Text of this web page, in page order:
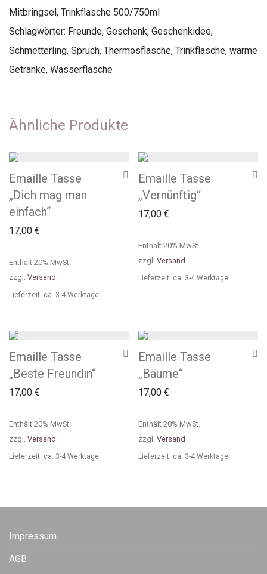
Mitbringsel, Trinkflasche 500/750ml
Schlagwörter: Freunde, Geschenk, Geschenkidee,
Schmetterling, Spruch, Thermosflasche, Trinkflasche, warme
Getränke, Wasserflasche
Ähnliche Produkte
Emaille Tasse
„Dich mag man
einfach“
17,00 €
Enthält 20% MwSt.
zzgl. Versand
Lieferzeit: ca. 3-4 Werktage
Emaille Tasse
„Vernünftig“
17,00 €
Enthält 20% MwSt.
zzgl. Versand
Lieferzeit: ca. 3-4 Werktage
Emaille Tasse
„Beste Freundin“
17,00 €
Enthält 20% MwSt.
zzgl. Versand
Lieferzeit: ca. 3-4 Werktage
Emaille Tasse
„Bäume“
17,00 €
Enthält 20% MwSt.
zzgl. Versand
Lieferzeit: ca. 3-4 Werktage
Impressum
AGB